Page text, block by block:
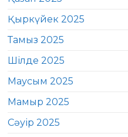
Қыркүйек 2025
Тамыз 2025
Шілде 2025
Маусым 2025
Мамыр 2025
Сәуір 2025